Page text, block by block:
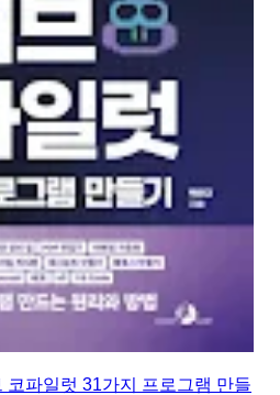
코파일럿 31가지 프로그램 만들